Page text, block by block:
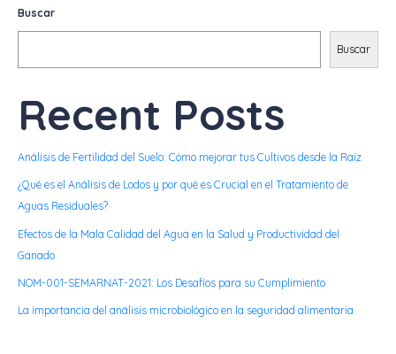
Buscar
Buscar
Recent Posts
Análisis de Fertilidad del Suelo: Cómo mejorar tus Cultivos desde la Raíz
¿Qué es el Análisis de Lodos y por qué es Crucial en el Tratamiento de
Aguas Residuales?
Efectos de la Mala Calidad del Agua en la Salud y Productividad del
Ganado
NOM-001-SEMARNAT-2021: Los Desafíos para su Cumplimiento
La importancia del análisis microbiológico en la seguridad alimentaria